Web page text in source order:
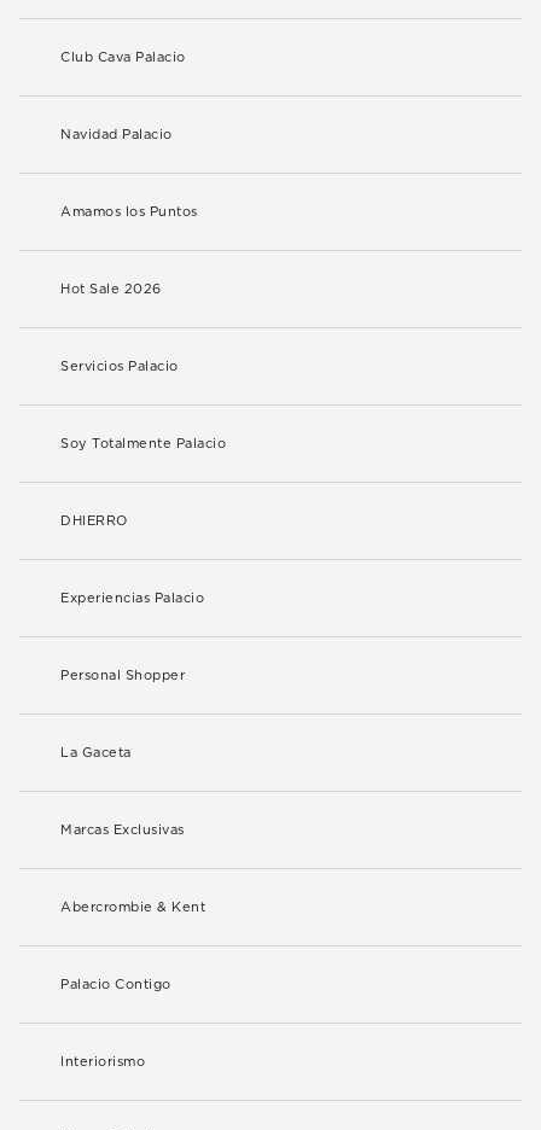
Club Cava Palacio
Navidad Palacio
Amamos los Puntos
Hot Sale 2026
Servicios Palacio
Soy Totalmente Palacio
DHIERRO
Experiencias Palacio
Personal Shopper
La Gaceta
Marcas Exclusivas
Abercrombie & Kent
Palacio Contigo
Interiorismo